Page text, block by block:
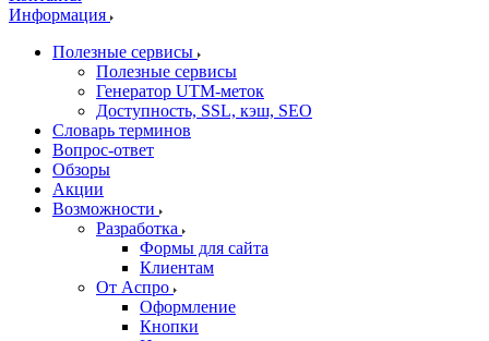
Информация
Полезные сервисы
Полезные сервисы
Генератор UTM‑меток
Доступность, SSL, кэш, SEO
Словарь терминов
Вопрос-ответ
Обзоры
Акции
Возможности
Разработка
Формы для сайта
Клиентам
От Аспро
Оформление
Кнопки